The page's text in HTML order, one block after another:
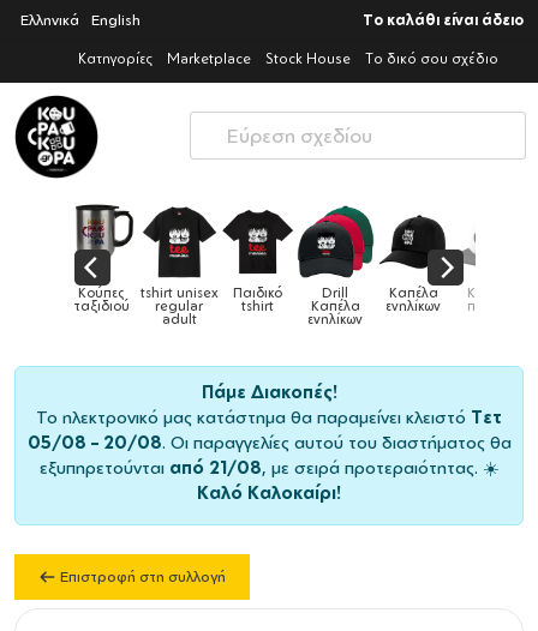
Ελληνικά English Το καλάθι είναι άδειο
Κατηγορίες Marketplace Stock House Το δικό σου σχέδιο
Κούπες
ταξιδιού
tshirt unisex
regular
adult
Παιδικό
tshirt
Drill
Καπέλα
ενηλίκων
Καπέλα
ενηλίκων
Καπέλα
παιδικά
Πάμε Διακοπές!
Το ηλεκτρονικό μας κατάστημα θα παραμείνει κλειστό Τετ
05/08 – 20/08. Οι παραγγελίες αυτού του διαστήματος θα
εξυπηρετούνται από 21/08, με σειρά προτεραιότητας. ☀️
Καλό Καλοκαίρι!
Επιστροφή στη συλλογή